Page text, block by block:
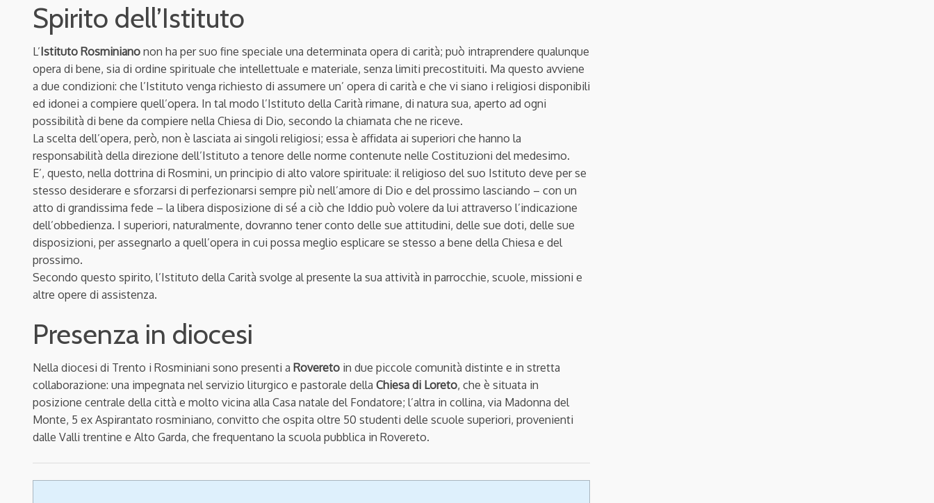
Spirito dell’Istituto
L’Istituto Rosminiano non ha per suo fine speciale una determinata opera di carità; può intraprendere qualunque
opera di bene, sia di ordine spirituale che intellettuale e materiale, senza limiti precostituiti. Ma questo avviene
a due condizioni: che l’Istituto venga richiesto di assumere un’ opera di carità e che vi siano i religiosi disponibili
ed idonei a compiere quell’opera. In tal modo l’Istituto della Carità rimane, di natura sua, aperto ad ogni
possibilità di bene da compiere nella Chiesa di Dio, secondo la chiamata che ne riceve.
La scelta dell’opera, però, non è lasciata ai singoli religiosi; essa è affidata ai superiori che hanno la
responsabilità della direzione dell’Istituto a tenore delle norme contenute nelle Costituzioni del medesimo.
E’, questo, nella dottrina di Rosmini, un principio di alto valore spirituale: il religioso del suo Istituto deve per se
stesso desiderare e sforzarsi di perfezionarsi sempre più nell’amore di Dio e del prossimo lasciando – con un
atto di grandissima fede – la libera disposizione di sé a ciò che Iddio può volere da lui attraverso l’indicazione
dell’obbedienza. I superiori, naturalmente, dovranno tener conto delle sue attitudini, delle sue doti, delle sue
disposizioni, per assegnarlo a quell’opera in cui possa meglio esplicare se stesso a bene della Chiesa e del
prossimo.
Secondo questo spirito, l’Istituto della Carità svolge al presente la sua attività in parrocchie, scuole, missioni e
altre opere di assistenza.
Presenza in diocesi
Nella diocesi di Trento i Rosminiani sono presenti a Rovereto in due piccole comunità distinte e in stretta
collaborazione: una impegnata nel servizio liturgico e pastorale della Chiesa di Loreto, che è situata in
posizione centrale della città e molto vicina alla Casa natale del Fondatore; l’altra in collina, via Madonna del
Monte, 5 ex Aspirantato rosminiano, convitto che ospita oltre 50 studenti delle scuole superiori, provenienti
dalle Valli trentine e Alto Garda, che frequentano la scuola pubblica in Rovereto.